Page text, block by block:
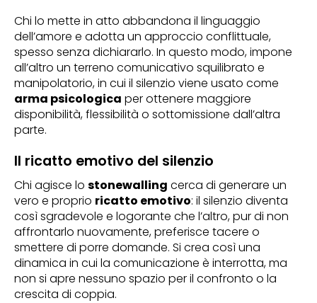
Chi lo mette in atto abbandona il linguaggio
dell’amore e adotta un approccio conflittuale,
spesso senza dichiararlo. In questo modo, impone
all’altro un terreno comunicativo squilibrato e
manipolatorio, in cui il silenzio viene usato come
arma psicologica per ottenere maggiore
disponibilità, flessibilità o sottomissione dall’altra
parte.
Il ricatto emotivo del silenzio
Chi agisce lo stonewalling cerca di generare un
vero e proprio ricatto emotivo: il silenzio diventa
così sgradevole e logorante che l’altro, pur di non
affrontarlo nuovamente, preferisce tacere o
smettere di porre domande. Si crea così una
dinamica in cui la comunicazione è interrotta, ma
non si apre nessuno spazio per il confronto o la
crescita di coppia.